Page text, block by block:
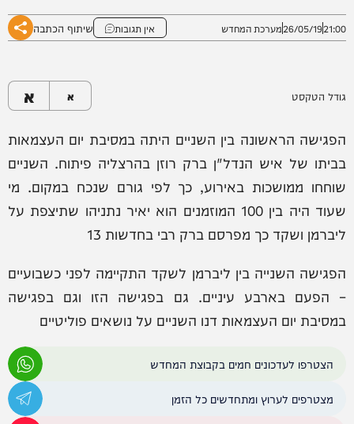
21:00
26/05/19מערכת המחדש אין תגובות שיתוף הכתבה
גודל הטקסט א א
הפגישה הראשונה בין השניים היתה במסיבת יום העצמאות
בביתו של איש הנדל"ן ברק רוזן בהרצליה פיתוח. השניים
שוחחו ממושכות באירוע, כך לפי גורם שנכח במקום. מי
שעוד היה בין 100 המוזמנים הוא יאיר נתניהו שתיצפת על
ליברמן ושקד כך מפרסם ברק רבי בחדשות 13
הפגישה השנייה בין ליברמן לשקד התקיימה לפני כשבועיים
– הפעם בארבע עיניים. גם בפגישה הזו וגם בפגישה
במסיבת יום העצמאות דנו השניים על נושאים פוליטיים
הצטרפו לעדכונים חמים בקבוצת המחדש
מצטרפים לערוץ ומתחדשים כל הזמן